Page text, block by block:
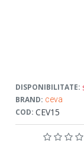
DISPONIBILITATE:
BRAND: ceva
COD: CEV15